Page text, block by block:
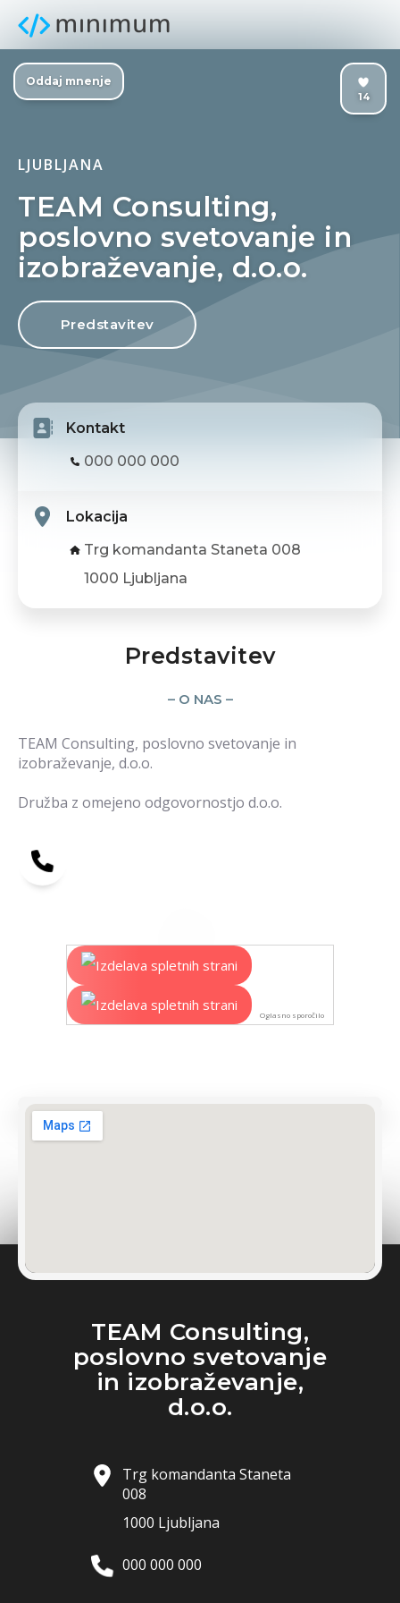
14
Oddaj mnenje
LJUBLJANA
TEAM Consulting,
poslovno svetovanje in
izobraževanje, d.o.o.
Predstavitev
Kontakt
000 000 000
Lokacija
Trg komandanta Staneta 008
1000 Ljubljana
Predstavitev
– O NAS –
TEAM Consulting, poslovno svetovanje in
izobraževanje, d.o.o.
Družba z omejeno odgovornostjo d.o.o.
Oglasno sporočilo
TEAM Consulting,
poslovno svetovanje
in izobraževanje,
d.o.o.
Trg komandanta Staneta
008
1000 Ljubljana
000 000 000